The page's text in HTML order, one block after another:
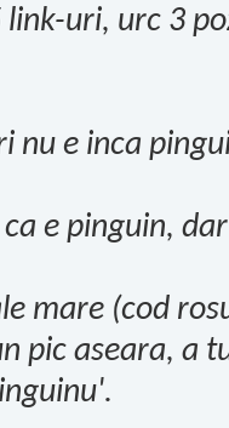
link-uri, urc 3
nu e inca
e pinguin,
mare (cod
pic aseara, a